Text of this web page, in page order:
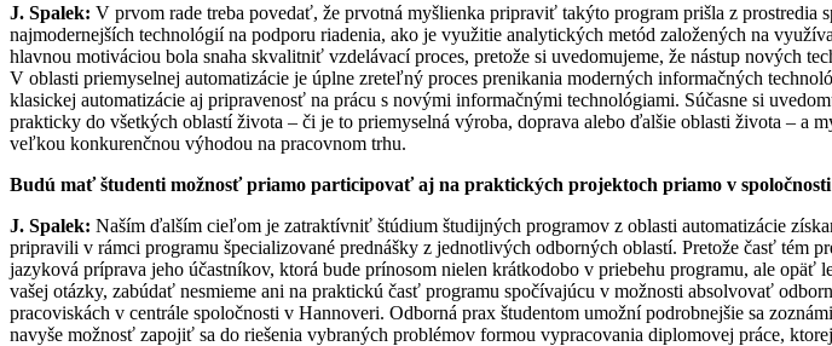
J. Spalek: V prvom rade treba povedať, že prvotná myšlienka pripraviť takýto program prišla z
najmodernejších technológií na podporu riadenia, ako je využitie analytických metód založených na
hlavnou motiváciou bola snaha skvalitniť vzdelávací proces, pretože si uvedomujeme, že nástup nových
V oblasti priemyselnej automatizácie je úplne zreteľný proces prenikania moderných informačných
klasickej automatizácie aj pripravenosť na prácu s novými informačnými technológiami. Súčasne si
prakticky do všetkých oblastí života – či je to priemyselná výroba, doprava alebo ďalšie oblasti života – a
veľkou konkurenčnou výhodou na pracovnom trhu.
Budú mať študenti možnosť priamo participovať aj na praktických projektoch priamo v
J. Spalek: Naším ďalším cieľom je zatraktívniť štúdium študijných programov z oblasti automatizácie
pripravili v rámci programu špecializované prednášky z jednotlivých odborných oblastí. Pretože časť tém
jazyková príprava jeho účastníkov, ktorá bude prínosom nielen krátkodobo v priebehu programu, ale
vašej otázky, zabúdať nesmieme ani na praktickú časť programu spočívajúcu v možnosti absolvovať
pracoviskách v centrále spoločnosti v Hannoveri. Odborná prax študentom umožní podrobnejšie sa
navyše možnosť zapojiť sa do riešenia vybraných problémov formou vypracovania diplomovej práce,